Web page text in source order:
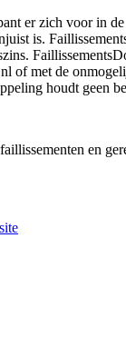
er zich voor in
is.
of met de
houdt geen
en